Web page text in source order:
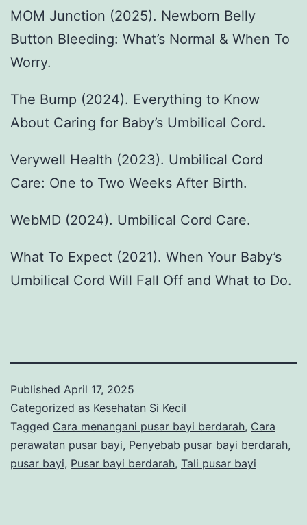
MOM Junction (2025). Newborn Belly
Button Bleeding: What’s Normal & When To
Worry.
The Bump (2024). Everything to Know
About Caring for Baby’s Umbilical Cord.
Verywell Health (2023). Umbilical Cord
Care: One to Two Weeks After Birth.
WebMD (2024). Umbilical Cord Care.
What To Expect (2021). When Your Baby’s
Umbilical Cord Will Fall Off and What to Do.
Published April 17, 2025
Categorized as Kesehatan Si Kecil
Tagged Cara menangani pusar bayi berdarah, Cara
perawatan pusar bayi, Penyebab pusar bayi berdarah,
pusar bayi, Pusar bayi berdarah, Tali pusar bayi